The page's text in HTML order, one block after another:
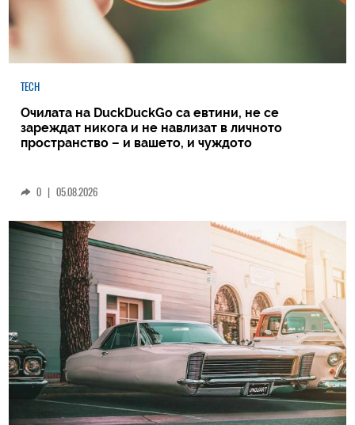
TECH
Очилата на DuckDuckGo са евтини, не се
зареждат никога и не навлизат в личното
пространство – и вашето, и чуждото
0 | 05.08.2026